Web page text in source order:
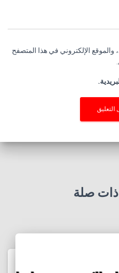
الإلكتروني في هذا المتصفح
ذات صلة